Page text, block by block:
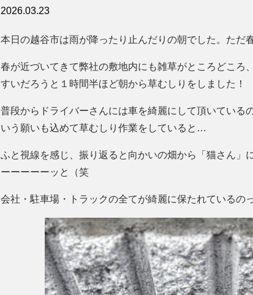
2026.03.23
本日の越谷市は雨が降ったり止んだりの朝でした。ただ
春が近づいてきて弊社の敷地内にも雑草がところどこ
すいだろうと１時間半ほど朝から草むしりをしました！
普段からドライバーさんには車を綺麗にして頂いている
いう願いも込めて草むしり作業をしていると…
ふと視線を感じ、振り返ると向かいの畑から「猫さん」
ーーーーーッと（笑
会社・駐車場・トラックの全てが綺麗に保たれているの